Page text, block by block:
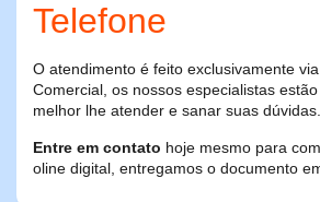
Telefone
O atendimento é feito exclusivamente
Comercial, os nossos especialistas
melhor lhe atender e sanar suas dúvidas.
Entre em contato hoje mesmo para
oline digital, entregamos o documento